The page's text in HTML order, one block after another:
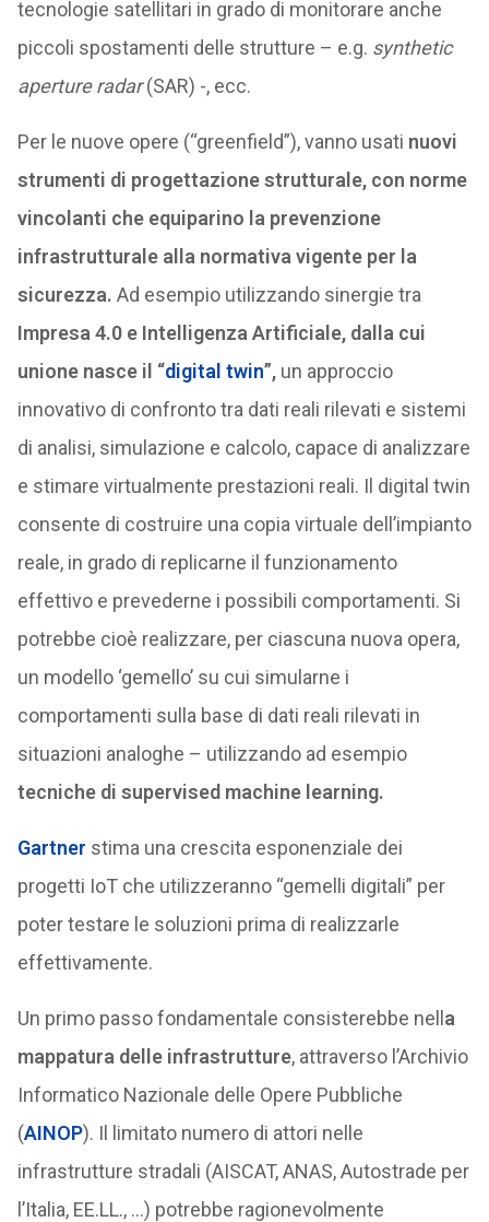
tecnologie satellitari in grado di monitorare anche
piccoli spostamenti delle strutture – e.g. synthetic
aperture radar(SAR) -, ecc.
Per le nuove opere (“greenfield”), vanno usati nuovi
strumenti di progettazione strutturale, con norme
vincolanti che equiparino la prevenzione
infrastrutturale alla normativa vigente per la
sicurezza. Ad esempio utilizzando sinergie tra
Impresa 4.0 e Intelligenza Artificiale, dalla cui
unione nasce il “digital twin”, un approccio
innovativo di confronto tra dati reali rilevati e sistemi
di analisi, simulazione e calcolo, capace di analizzare
e stimare virtualmente prestazioni reali. Il digital twin
consente di costruire una copia virtuale dell’impianto
reale, in grado di replicarne il funzionamento
effettivo e prevederne i possibili comportamenti. Si
potrebbe cioè realizzare, per ciascuna nuova opera,
un modello ‘gemello’ su cui simularne i
comportamenti sulla base di dati reali rilevati in
situazioni analoghe – utilizzando ad esempio
tecniche di supervised machine learning.
Gartner stima una crescita esponenziale dei
progetti IoT che utilizzeranno “gemelli digitali” per
poter testare le soluzioni prima di realizzarle
effettivamente.
Un primo passo fondamentale consisterebbe nell a
mappatura delle infrastrutture, attraverso l’Archivio
Informatico Nazionale delle Opere Pubbliche
(AINOP). Il limitato numero di attori nelle
infrastrutture stradali (AISCAT, ANAS, Autostrade per
l’Italia, EE.LL., …) potrebbe ragionevolmente